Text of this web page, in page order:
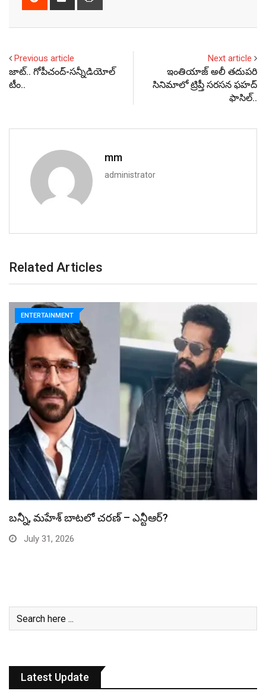
Previous article
జాట్‌.. గోపీచంద్‌-సన్నీడియోల్‌
టీం..
Next article
ఇంతియాజ్ అలీ తదుపరి
సినిమాలో ట్రిప్తీ సరసన ఫహద్
ఫాసిల్..
mm
administrator
Related Articles
ENTERTAINMENT
స్పైడర్ మ్యాన్ బాక్సాఫీస్ రికార్డు బద్దలు
July 31, 2026
Latest Update